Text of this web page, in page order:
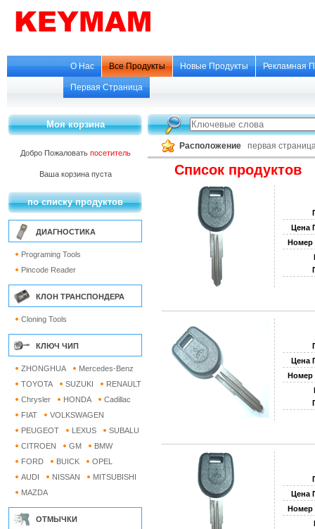
О Нас Все Продукты Новые Продукты Рекламная
Первая Страница
Моя корзина
Добро Пожаловать посетитель
Ваша корзина пуста
по списку продуктов
ДИАГНОСТИКА
Programing Tools
Pincode Reader
КЛОН ТРАНСПОНДЕРА
Cloning Tools
КЛЮЧ ЧИП
ZHONGHUA
Mercedes-Benz
TOYOTA
SUZUKI
RENAULT
Chrysler
HONDA
Cadillac
FIAT
VOLKSWAGEN
PEUGEOT
LEXUS
SUBALU
CITROEN
GM
BMW
FORD
BUICK
OPEL
AUDI
NISSAN
MITSUBISHI
MAZDA
ОТМЫЧКИ
Расположение первая
Список продуктов
Цена
Номер
Цена
Номер
Цена
Номер